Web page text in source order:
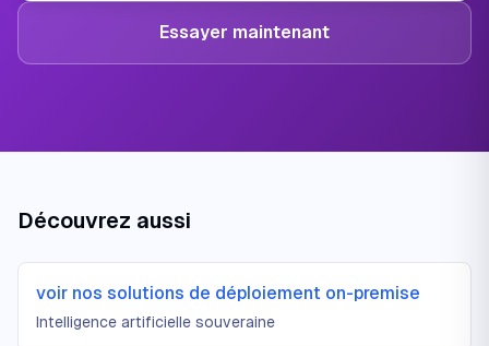
Essayer maintenant
Découvrez aussi
voir nos solutions de déploiement on-premise
Intelligence artificielle souveraine